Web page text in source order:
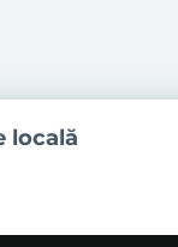
locală